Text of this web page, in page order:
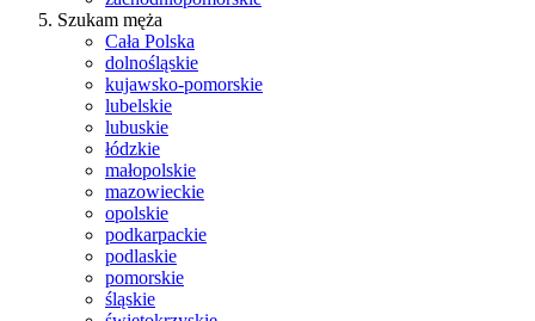
Szukam męża
Cała Polska
dolnośląskie
kujawsko-pomorskie
lubelskie
lubuskie
łódzkie
małopolskie
mazowieckie
opolskie
podkarpackie
podlaskie
pomorskie
śląskie